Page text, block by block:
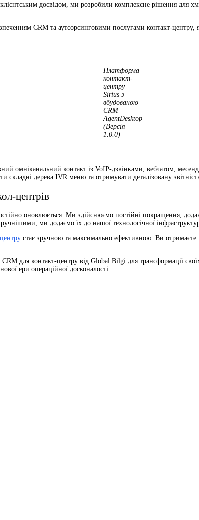
досвідом, ми розробили комплексне рішення для
CRM та аутсорсинговими послугами контакт-центру,
Платформа
контакт-
центру
Sirius з
вбудованою
СRM
AgentDesktop
(Версія
1.0.0)
омніканальний контакт із VoIP-дзвінками, вебчатом,
складні дерева IVR меню та отримувати деталізовану
центрів
оновлюється. Ми здійснюємо постійні покращення,
ми додаємо їх до нашої технологічної
стає зручною та максимально ефективною. Ви отримаєте
для контакт-центру від Global Bilgi для трансформації
ери операційної досконалості.